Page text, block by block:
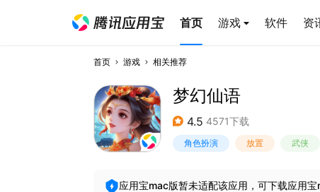
首页 游戏 软件 资
首页 游戏 相关推荐
梦幻仙语
4.5 4571下载
角色扮演 放置 武侠
应用宝mac版暂未适配该应用，可下载应用